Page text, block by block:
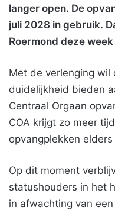
langer open. De
juli 2028 in gebruik.
Roermond deze
Met de verlenging wil
duidelijkheid bieden
Centraal Orgaan
COA krijgt zo meer
opvangplekken
Op dit moment
statushouders in het
in afwachting van